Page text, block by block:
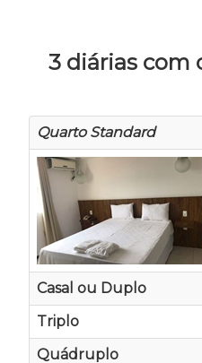
3 diárias com
Quarto Standard
Casal ou Duplo
Triplo
Quádruplo